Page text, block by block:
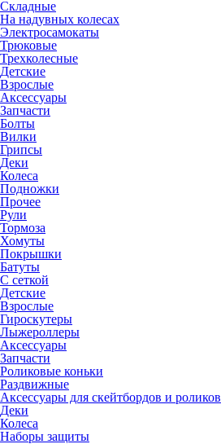
Складные
На надувных колесах
Электросамокаты
Трюковые
Трехколесные
Детские
Взрослые
Аксессуары
Запчасти
Болты
Вилки
Грипсы
Деки
Колеса
Подножки
Прочее
Рули
Тормоза
Хомуты
Покрышки
Батуты
С сеткой
Детские
Взрослые
Гироскутеры
Лыжероллеры
Аксессуары
Запчасти
Роликовые коньки
Раздвижные
Аксессуары для скейтбордов и роликов
Деки
Колеса
Наборы защиты